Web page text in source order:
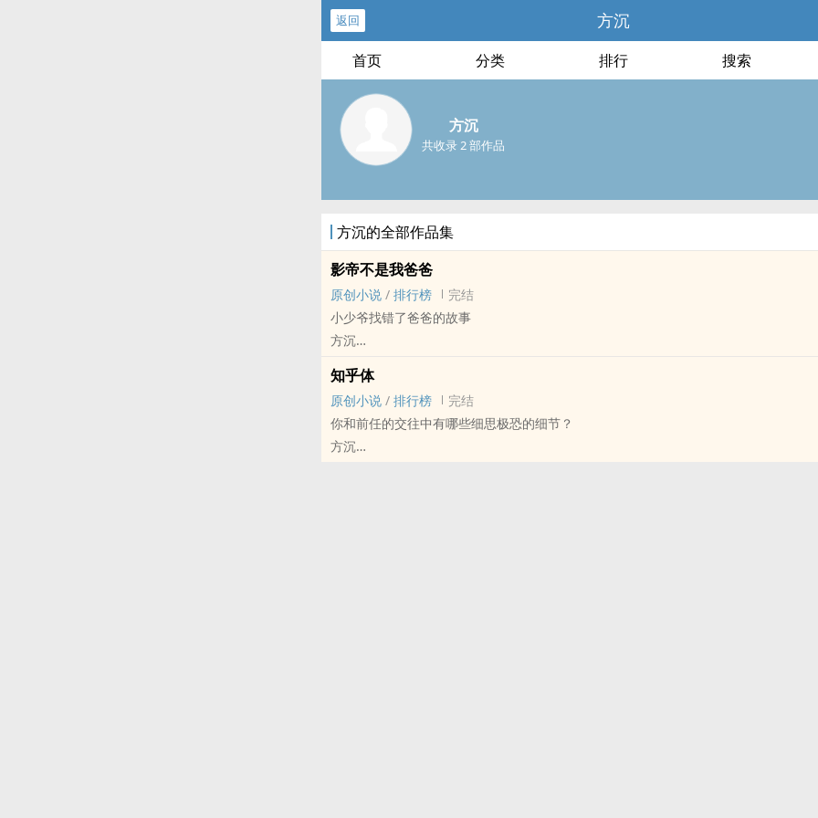
返回 方沉
首页 分类 排行 搜索
方沉
共收录 2 部作品
方沉的全部作品集
影帝不是我爸爸
原创小说 / 排行榜
完结
小少爷找错了爸爸的故事
方沉
现代 - HE - 小甜饼 - 娱乐圈
年上
搬运一篇自己以前的文，轻松不带脑的，图一笑
CP是影帝x少爷
知乎体
原创小说 / 排行榜
完结
你和前任的交往中有哪些细思极恐的细节？
方沉